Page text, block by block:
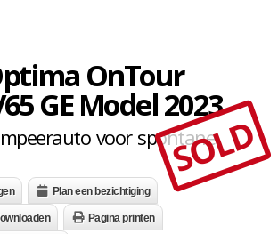
OnTour
GE Model 2023
voor spontaneSOLD
Plan een bezichtiging
Pagina printen